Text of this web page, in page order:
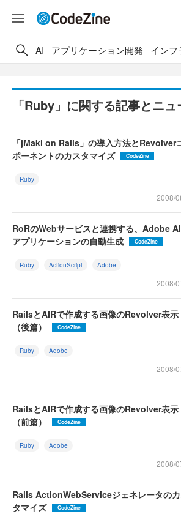
AI アプリケーション開発 インフ
「Ruby」に関する記事とニュ
「jMaki on Rails」の導入方法とRevolver
ポーネントのカスタマイズ
CodeZine
Ruby
2008/
RoRのWebサービスと連携する、Adobe
アプリケーションの自動生成
CodeZine
Ruby ActionScript Adobe
2008/
RailsとAIRで作成する画像のRevolver表示
（後篇）
CodeZine
Ruby Adobe
2008/
RailsとAIRで作成する画像のRevolver表示
（前篇）
CodeZine
Ruby Adobe
2008/
Rails ActionWebServiceジェネレータの
タマイズ
CodeZine